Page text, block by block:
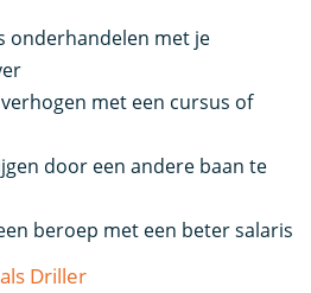
onderhandelen met je
met een cursus of
door een andere baan te
beroep met een beter salaris
Driller